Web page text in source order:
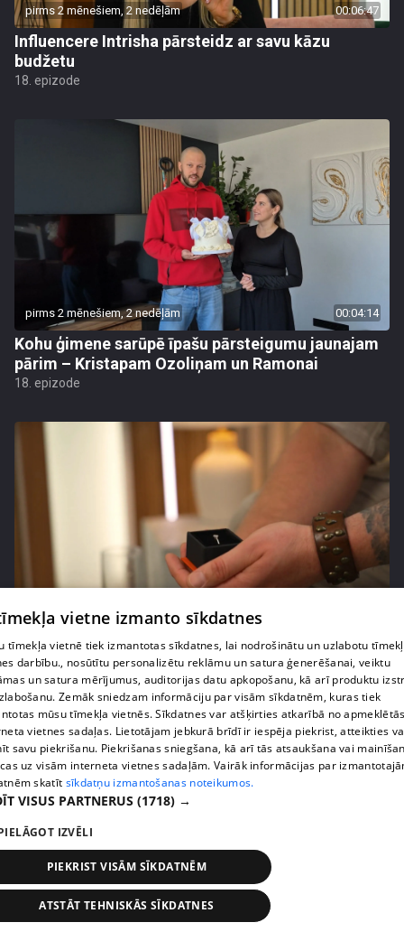
pirms 2 mēnešiem, 2 nedēļām 00:06:47
Influencere Intrisha pārsteidz ar savu kāzu
budžetu
18. epizode
pirms 2 mēnešiem, 2 nedēļām 00:04:14
Kohu ģimene sarūpē īpašu pārsteigumu jaunajam
pārim – Kristapam Ozoliņam un Ramonai
18. epizode
pirms 2 mēnešiem, 2 nedēļām
"Lielais mirklis klāt!" Romantiskas mūzikas
pavadījumā izskan negaidīts bildinājums
18. epizode
vietne izmanto sīkdatnes
tīmekļa vietnē tiek izmantotas sīkdatnes, lai nodrošinātu un uzlabotu
darbību., nosūtītu personalizētu reklāmu un satura ģenerēšanai, veiktu
un satura mērījumus, auditorijas datu apkopošanu, kā arī produktu
Zemāk sniedzam informāciju par visām sīkdatnēm, kuras tiek
mūsu tīmekļa vietnēs. Sīkdatnes var atšķirties atkarībā no
vietnes sadaļas. Lietotājam jebkurā brīdī ir iespēja piekrist, atteikties
savu piekrišanu. Piekrišanas sniegšana, kā arī tās atsaukšana vai
uz visām interneta vietnes sadaļām. Vairāk informācijas par
skatīt sīkdatņu izmantošanas noteikumos.
VISUS PARTNERUS (1718) →
IZVĒLI
PIEKRIST VISĀM SĪKDATNĒM
ATSTĀT TEHNISKĀS SĪKDATNES